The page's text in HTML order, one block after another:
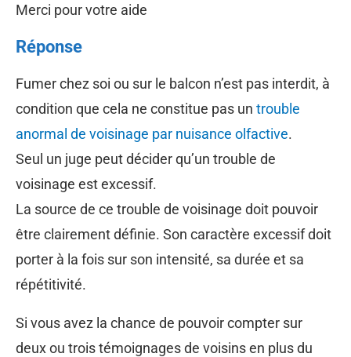
Merci pour votre aide
Réponse
Fumer chez soi ou sur le balcon n’est pas interdit, à
condition que cela ne constitue pas un trouble
anormal de voisinage par nuisance olfactive.
Seul un juge peut décider qu’un trouble de
voisinage est excessif.
La source de ce trouble de voisinage doit pouvoir
être clairement définie. Son caractère excessif doit
porter à la fois sur son intensité, sa durée et sa
répétitivité.
Si vous avez la chance de pouvoir compter sur
deux ou trois témoignages de voisins en plus du